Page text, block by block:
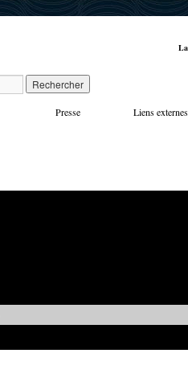
Presse Liens externes